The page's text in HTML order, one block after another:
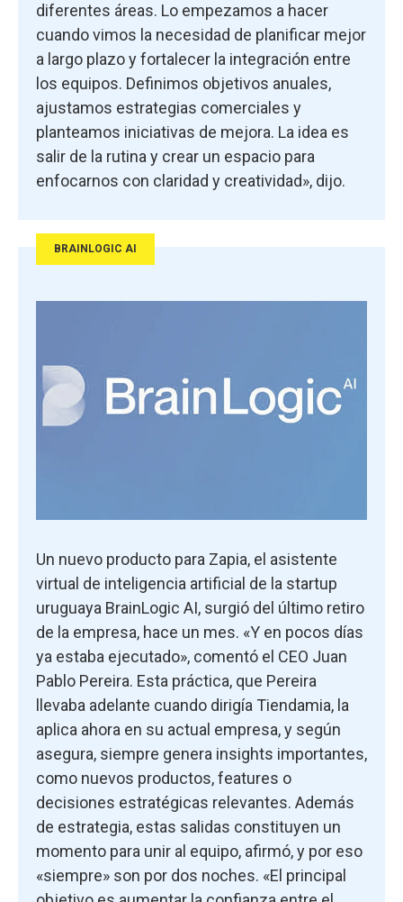
diferentes áreas. Lo empezamos a hacer
cuando vimos la necesidad de planificar mejor
a largo plazo y fortalecer la integración entre
los equipos. Definimos objetivos anuales,
ajustamos estrategias comerciales y
planteamos iniciativas de mejora. La idea es
salir de la rutina y crear un espacio para
enfocarnos con claridad y creatividad», dijo.
BRAINLOGIC AI
Un nuevo producto para Zapia, el asistente
virtual de inteligencia artificial de la startup
uruguaya BrainLogic AI, surgió del último retiro
de la empresa, hace un mes. «Y en pocos días
ya estaba ejecutado», comentó el CEO Juan
Pablo Pereira. Esta práctica, que Pereira
llevaba adelante cuando dirigía Tiendamia, la
aplica ahora en su actual empresa, y según
asegura, siempre genera insights importantes,
como nuevos productos, features o
decisiones estratégicas relevantes. Además
de estrategia, estas salidas constituyen un
momento para unir al equipo, afirmó, y por eso
«siempre» son por dos noches. «El principal